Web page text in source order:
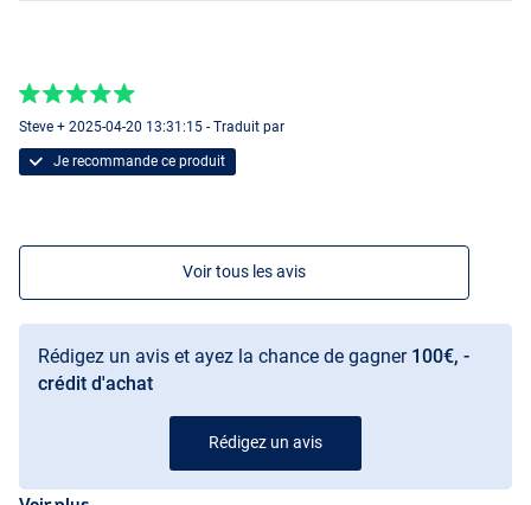
Steve + 2025-04-20 13:31:15 - Traduit par
Je recommande ce produit
Voir tous les avis
Rédigez un avis et ayez la chance de gagner 100€, -
crédit d'achat
Rédigez un avis